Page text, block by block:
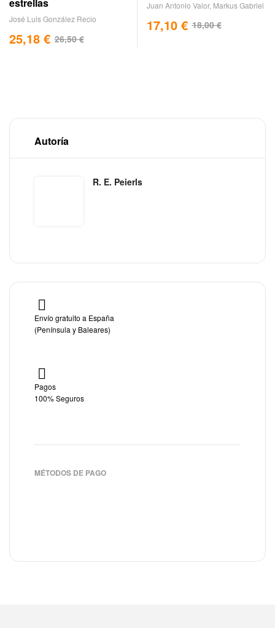
estrellas
José Luis González Recio
26,50€
25,18 €
Juan Antonio Valor, Markus Gabriel
18,00€
17,10 €
Autoría
R. E. Peierls
Envío gratuito a España
(Península y Baleares)
Pagos
100% Seguros
MÉTODOS DE PAGO